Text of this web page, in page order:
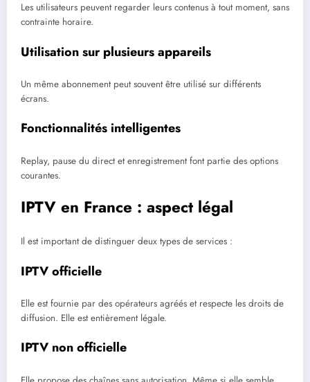
Les utilisateurs peuvent regarder leurs contenus à tout moment, sans
contrainte horaire.
Utilisation sur plusieurs appareils
Un même abonnement peut souvent être utilisé sur différents
écrans.
Fonctionnalités intelligentes
Replay, pause du direct et enregistrement font partie des options
courantes.
IPTV en France : aspect légal
Il est important de distinguer deux types de services :
IPTV officielle
Elle est fournie par des opérateurs agréés et respecte les droits de
diffusion. Elle est entièrement légale.
IPTV non officielle